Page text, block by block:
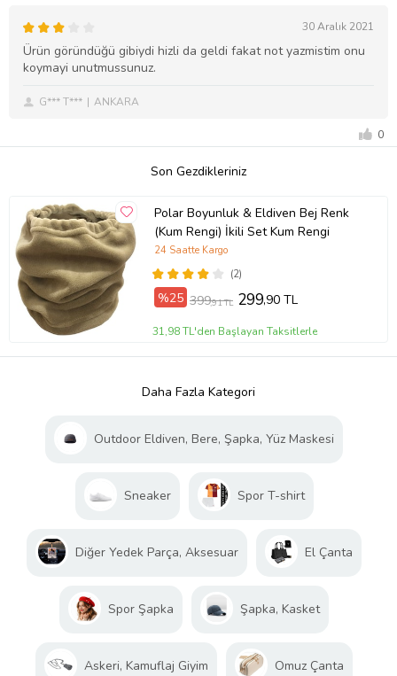
30 Aralık 2021
Ürün göründüğü gibiydi hizli da geldi fakat not yazmistim onu
koymayi unutmussunuz.
G*** T*** ANKARA
0
Son Gezdikleriniz
Polar Boyunluk & Eldiven Bej Renk
(Kum Rengi) İkili Set Kum Rengi
(2)
24 Saatte Kargo
%25 399,91 TL 299,90 TL
31,98 TL'den Başlayan Taksitlerle
Daha Fazla Kategori
Outdoor Eldiven, Bere, Şapka, Yüz Maskesi
Sneaker Spor T-shirt
Diğer Yedek Parça, Aksesuar El Çanta
Spor Şapka Şapka, Kasket
Askeri, Kamuflaj Giyim Omuz Çanta